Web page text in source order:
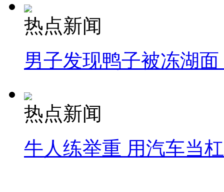
热点新闻
男子发现鸭子被冻湖
热点新闻
牛人练举重 用汽车当